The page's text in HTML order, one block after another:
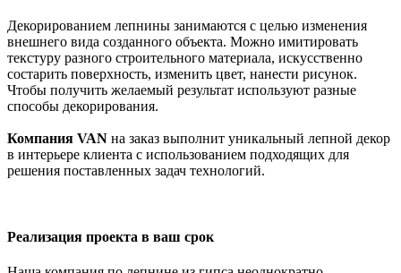
Декорированием лепнины занимаются с целью изменения
внешнего вида созданного объекта. Можно имитировать
текстуру разного строительного материала, искусственно
состарить поверхность, изменить цвет, нанести рисунок.
Чтобы получить желаемый результат используют разные
способы декорирования.
Компания VAN на заказ выполнит уникальный лепной декор
в интерьере клиента с использованием подходящих для
решения поставленных задач технологий.
Реализация проекта в ваш срок